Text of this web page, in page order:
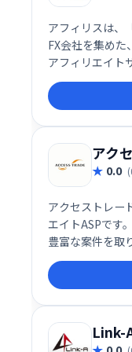
アフィリスは、
FX会社を集め
アフィリエイト
ステムにより
アク
0.0
アクセストレー
エイトASPです
豊富な案件を取
入獲得を目指
報で成功へ導く
Link-